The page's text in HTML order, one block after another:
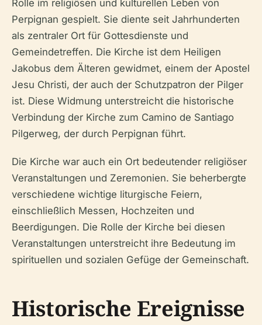
Rolle im religiösen und kulturellen Leben von
Perpignan gespielt. Sie diente seit Jahrhunderten
als zentraler Ort für Gottesdienste und
Gemeindetreffen. Die Kirche ist dem Heiligen
Jakobus dem Älteren gewidmet, einem der Apostel
Jesu Christi, der auch der Schutzpatron der Pilger
ist. Diese Widmung unterstreicht die historische
Verbindung der Kirche zum Camino de Santiago
Pilgerweg, der durch Perpignan führt.
Die Kirche war auch ein Ort bedeutender religiöser
Veranstaltungen und Zeremonien. Sie beherbergte
verschiedene wichtige liturgische Feiern,
einschließlich Messen, Hochzeiten und
Beerdigungen. Die Rolle der Kirche bei diesen
Veranstaltungen unterstreicht ihre Bedeutung im
spirituellen und sozialen Gefüge der Gemeinschaft.
Historische Ereignisse